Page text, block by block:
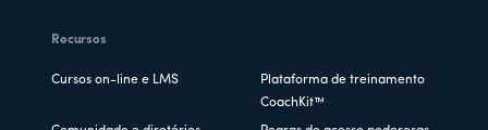
Recursos
Cursos on-line e LMS
Plataforma de treinamento
CoachKit™